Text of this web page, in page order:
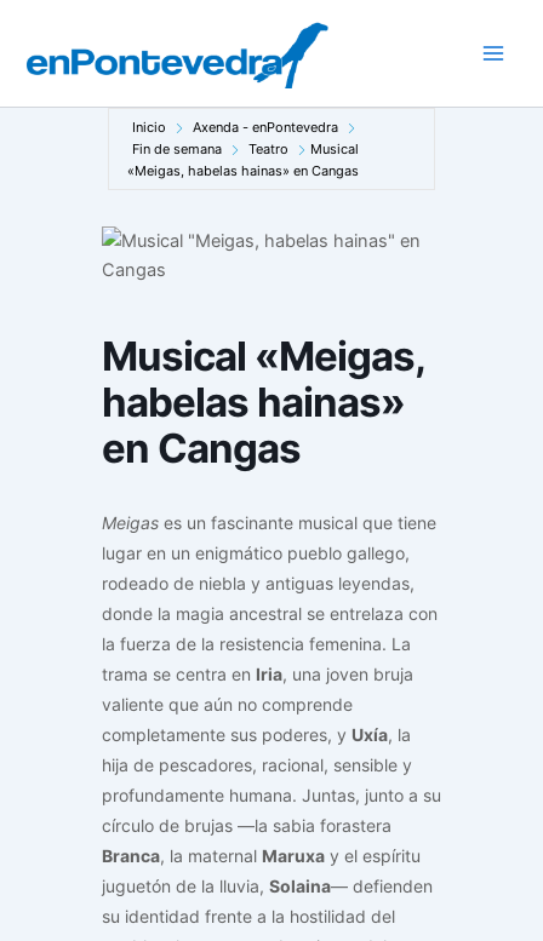
contenido
Inicio
Axenda - enPontevedra
Fin de semana
Teatro
Musical
«Meigas, habelas hainas» en Cangas
Musical «Meigas,
habelas hainas»
en Cangas
Meigas es un fascinante musical que tiene
lugar en un enigmático pueblo gallego,
rodeado de niebla y antiguas leyendas,
donde la magia ancestral se entrelaza con
la fuerza de la resistencia femenina. La
trama se centra en Iria, una joven bruja
valiente que aún no comprende
completamente sus poderes, y Uxía, la
hija de pescadores, racional, sensible y
profundamente humana. Juntas, junto a su
círculo de brujas —la sabia forastera
Branca, la maternal Maruxa y el espíritu
juguetón de la lluvia, Solaina— defienden
su identidad frente a la hostilidad del